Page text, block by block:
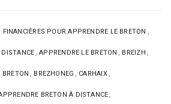
FINANCIÈRES POUR APPRENDRE LE BRETON
,APPRENDRE LE BRETON BREIZH
BRETON BREZHONEG CARHAIX
BRETON À DISTANCE